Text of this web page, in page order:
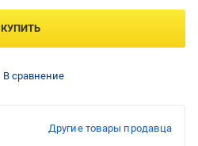
КУПИТЬ
В сравнение
Другие товары продавца